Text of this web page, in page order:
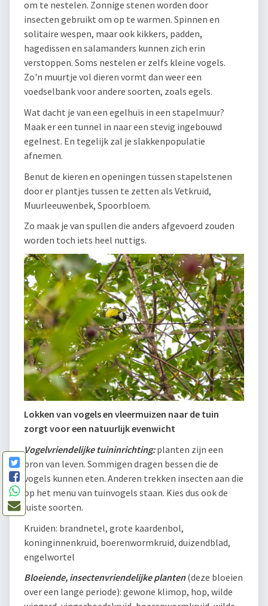
om te nestelen. Zonnige stenen worden door
insecten gebruikt om op te warmen. Spinnen en
solitaire wespen, maar ook kikkers, padden,
hagedissen en salamanders kunnen zich erin
verstoppen. Soms nestelen er zelfs kleine vogels.
Zo'n muurtje vol dieren vormt dan weer een
voedselbank voor andere soorten, zoals egels.
Wat dacht je van een egelhuis in een stapelmuur?
Maak er een tunnel in naar een stevig ingebouwd
egelnest. En tegelijk zal je slakkenpopulatie
afnemen.
Benut de kieren en openingen tussen stapelstenen
door er plantjes tussen te zetten als Vetkruid,
Muurleeuwenbek, Spoorbloem.
Zo maak je van spullen die anders afgevoerd zouden
worden toch iets heel nuttigs.
Lokken van vogels en vleermuizen naar de tuin
zorgt voor een natuurlijk evenwicht
Vogelvriendelijke tuininrichting:planten zijn een
bron van leven. Sommigen dragen bessen die de
vogels kunnen eten. Anderen trekken insecten aan die
op het menu van tuinvogels staan. Kies dus ook de
juiste soorten.
Kruiden: brandnetel, grote kaardenbol,
koninginnenkruid, boerenwormkruid, duizendblad,
engelwortel
Bloeiende, insectenvriendelijke planten(deze bloeien
over een lange periode): gewone klimop, hop, wilde